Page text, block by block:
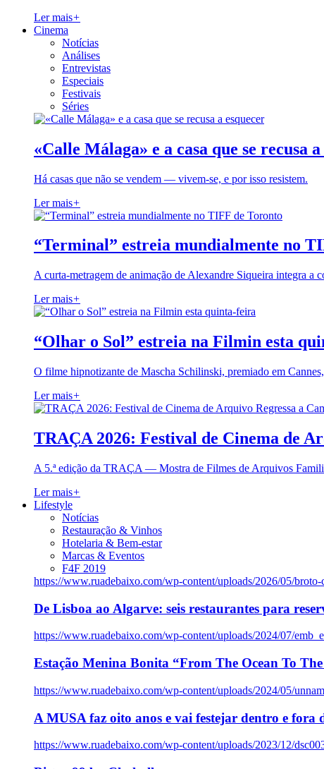
Ler mais+
Cinema
Notícias
Análises
Entrevistas
Especiais
Festivais
Séries
«Calle Málaga» e a casa que se recusa
Há casas que não se vendem — vivem-se, e por isso resistem.
Ler mais+
“Terminal” estreia mundialmente no
A curta-metragem de animação de Alexandre Siqueira integra a
Ler mais+
“Olhar o Sol” estreia na Filmin esta
O filme hipnotizante de Mascha Schilinski, premiado em
Ler mais+
TRAÇA 2026: Festival de Cinema de
A 5.ª edição da TRAÇA — Mostra de Filmes de Arquivos
Ler mais+
Lifestyle
Notícias
Restauração & Vinhos
Hotelaria & Bem-estar
Marcas & Eventos
F4F 2019
https://www.ruadebaixo.com/wp-content/uploads/2026/05/
De Lisboa ao Algarve: seis restaurantes para
https://www.ruadebaixo.com/wp-content/uploads/2024/07/
Estação Menina Bonita “From The Ocean To
https://www.ruadebaixo.com/wp-content/uploads/2024/05/
A MUSA faz oito anos e vai festejar dentro e fora
https://www.ruadebaixo.com/wp-content/uploads/2023/12/